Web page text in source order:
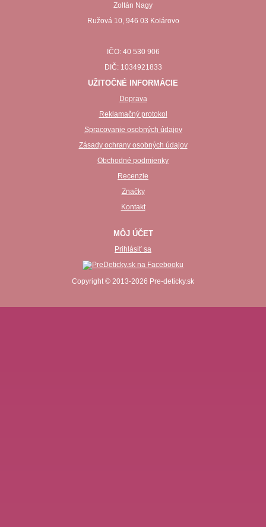
Zoltán Nagy
Ružová 10, 946 03 Kolárovo
IČO: 40 530 906
DIČ: 1034921833
UŽITOČNÉ INFORMÁCIE
Doprava
Reklamačný protokol
Spracovanie osobných údajov
Zásady ochrany osobných údajov
Obchodné podmienky
Recenzie
Značky
Kontakt
MÔJ ÚČET
Prihlásiť sa
Copyright © 2013-2026 Pre-deticky.sk